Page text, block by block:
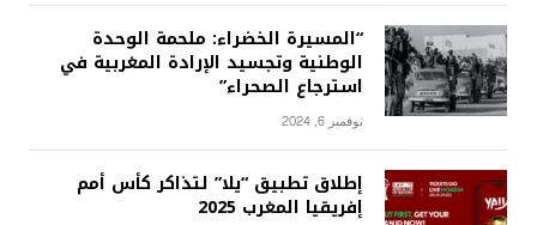
“المسيرة الخضراء: ملحمة الوحدة
الوطنية وتجسيد الإرادة المغربية في
استرجاع الصحراء”
نوفمبر 6, 2024
إطلاق تطبيق “يلا” لتذاكر كأس أمم
إفريقيا المغرب 2025